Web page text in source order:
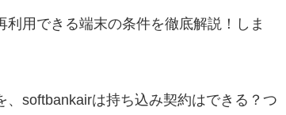
用できる端末の条件を徹底解説！しま
softbankairは持ち込み契約はできる？つ